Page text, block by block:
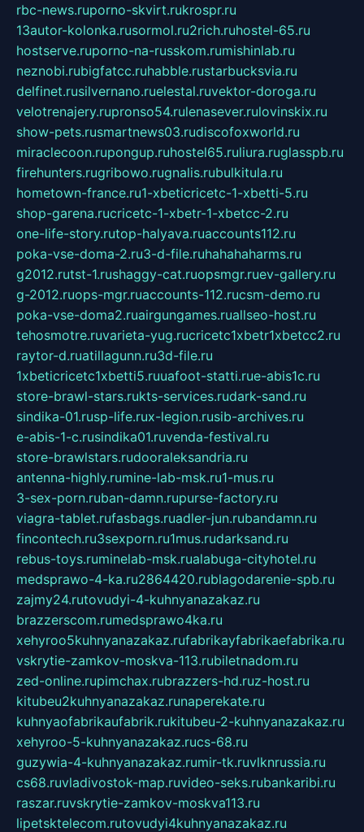
rbc-news.ruporno-skvirt.rukrospr.ru
13autor-kolonka.rusormol.ru2rich.ruhostel-65.ru
hostserve.ruporno-na-russkom.rumishinlab.ru
neznobi.rubigfatcc.ruhabble.rustarbucksvia.ru
delfinet.rusilvernano.ruelestal.ruvektor-doroga.ru
velotrenajery.rupronso54.rulenasever.rulovinskix.ru
show-pets.rusmartnews03.rudiscofoxworld.ru
miraclecoon.rupongup.ruhostel65.ruliura.ruglasspb.ru
firehunters.rugribowo.rugnalis.rubulkitula.ru
hometown-france.ru1-xbeticricetc-1-xbetti-5.ru
shop-garena.rucricetc-1-xbetr-1-xbetcc-2.ru
one-life-story.rutop-halyava.ruaccounts112.ru
poka-vse-doma-2.ru3-d-file.ruhahahaharms.ru
g2012.rutst-1.rushaggy-cat.ruopsmgr.ruev-gallery.ru
g-2012.ruops-mgr.ruaccounts-112.rucsm-demo.ru
poka-vse-doma2.ruairgungames.ruallseo-host.ru
tehosmotre.ruvarieta-yug.rucricetc1xbetr1xbetcc2.ru
raytor-d.ruatillagunn.ru3d-file.ru
1xbeticricetc1xbetti5.ruuafoot-statti.rue-abis1c.ru
store-brawl-stars.rukts-services.rudark-sand.ru
sindika-01.rusp-life.rux-legion.rusib-archives.ru
e-abis-1-c.rusindika01.ruvenda-festival.ru
store-brawlstars.rudooraleksandria.ru
antenna-highly.rumine-lab-msk.ru1-mus.ru
3-sex-porn.ruban-damn.rupurse-factory.ru
viagra-tablet.rufasbags.ruadler-jun.rubandamn.ru
fincontech.ru3sexporn.ru1mus.rudarksand.ru
rebus-toys.ruminelab-msk.rualabuga-cityhotel.ru
medsprawo-4-ka.ru2864420.rublagodarenie-spb.ru
zajmy24.rutovudyi-4-kuhnyanazakaz.ru
brazzerscom.rumedsprawo4ka.ru
xehyroo5kuhnyanazakaz.rufabrikayfabrikaefabrika.ru
vskrytie-zamkov-moskva-113.rubiletnadom.ru
zed-online.rupimchax.rubrazzers-hd.ruz-host.ru
kitubeu2kuhnyanazakaz.runaperekate.ru
kuhnyaofabrikaufabrik.rukitubeu-2-kuhnyanazakaz.ru
xehyroo-5-kuhnyanazakaz.rucs-68.ru
guzywia-4-kuhnyanazakaz.rumir-tk.ruvlknrussia.ru
cs68.ruvladivostok-map.ruvideo-seks.rubankaribi.ru
raszar.ruvskrytie-zamkov-moskva113.ru
lipetsktelecom.rutovudyi4kuhnyanazakaz.ru